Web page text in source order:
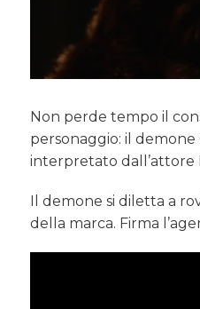
Non perde tempo il
personaggio: il demone
interpretato dall’attore
Il demone si diletta a
della marca. Firma